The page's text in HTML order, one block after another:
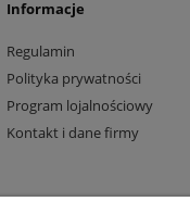
Informacje
Regulamin
Polityka prywatności
Program lojalnościowy
Kontakt i dane firmy